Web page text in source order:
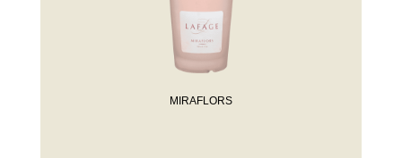
MIRAFLORS